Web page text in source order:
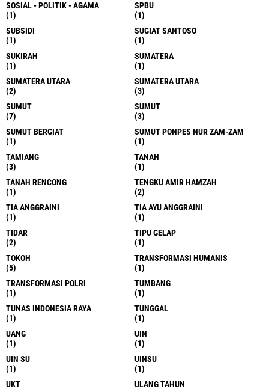
SOSIAL - POLITIK - AGAMA
(1)
SPBU
(1)
SUBSIDI
(1)
SUGIAT SANTOSO
(1)
SUKIRAH
(1)
SUMATERA
(1)
SUMATERA UTARA
(2)
SUMATERA UTARA
(3)
SUMUT
(7)
SUMUT
(3)
SUMUT BERGIAT
(1)
SUMUT PONPES NUR ZAM-ZAM
(1)
TAMIANG
(3)
TANAH
(1)
TANAH RENCONG
(1)
TENGKU AMIR HAMZAH
(2)
TIA ANGGRAINI
(1)
TIA AYU ANGGRAINI
(1)
TIDAR
(2)
TIPU GELAP
(1)
TOKOH
(5)
TRANSFORMASI HUMANIS
(1)
TRANSFORMASI POLRI
(1)
TUMBANG
(1)
TUNAS INDONESIA RAYA
(1)
TUNGGAL
(1)
UANG
(1)
UIN
(1)
UIN SU
(1)
UINSU
(1)
UKT
ULANG TAHUN